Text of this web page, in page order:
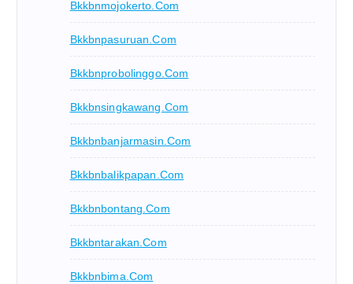
Bkkbnmojokerto.com
Bkkbnpasuruan.com
Bkkbnprobolinggo.com
Bkkbnsingkawang.com
Bkkbnbanjarmasin.com
Bkkbnbalikpapan.com
Bkkbnbontang.com
Bkkbntarakan.com
Bkkbnbima.com